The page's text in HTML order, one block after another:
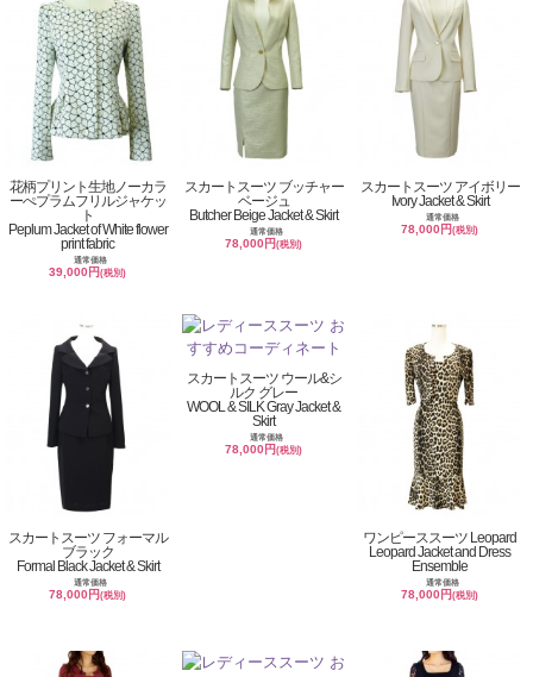
花柄プリント生地ノーカラ
ーぺプラムフリルジャケッ
ト
Peplum Jacket of White flower
print fabric
通常価格
39,000円(税別)
スカートスーツ ブッチャー
ベージュ
Butcher Beige Jacket & Skirt
通常価格
78,000円(税別)
スカートスーツ アイボリー
Ivory Jacket & Skirt
通常価格
78,000円(税別)
スカートスーツ フォーマル
ブラック
Formal Black Jacket & Skirt
通常価格
78,000円(税別)
スカートスーツ ウール&シ
ルク グレー
WOOL & SILK Gray Jacket &
Skirt
通常価格
78,000円(税別)
ワンピーススーツ Leopard
Leopard Jacket and Dress
Ensemble
通常価格
78,000円(税別)